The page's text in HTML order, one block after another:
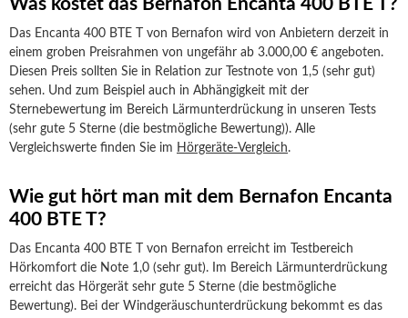
Was kostet das Bernafon Encanta 400 BTE T?
Das Encanta 400 BTE T von Bernafon wird von Anbietern derzeit in
einem groben Preisrahmen von ungefähr ab 3.000,00 € angeboten.
Diesen Preis sollten Sie in Relation zur Testnote von 1,5 (sehr gut)
sehen. Und zum Beispiel auch in Abhängigkeit mit der
Sternebewertung im Bereich Lärmunterdrückung in unseren Tests
(sehr gute 5 Sterne (die bestmögliche Bewertung)). Alle
Vergleichswerte finden Sie im Hörgeräte-Vergleich.
Wie gut hört man mit dem Bernafon Encanta
400 BTE T?
Das Encanta 400 BTE T von Bernafon erreicht im Testbereich
Hörkomfort die Note 1,0 (sehr gut). Im Bereich Lärmunterdrückung
erreicht das Hörgerät sehr gute 5 Sterne (die bestmögliche
Bewertung). Bei der Windgeräuschunterdrückung bekommt es das